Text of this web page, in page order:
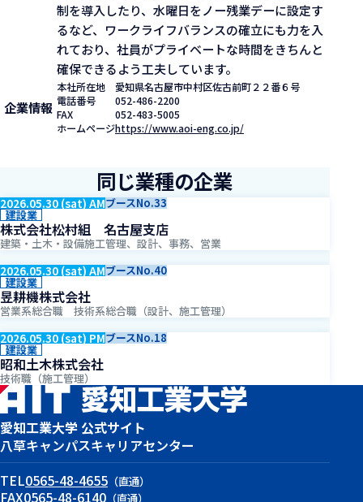
制を導入したり、水曜日をノー残業デーに設定す
るなど、ワークライフバランスの確立にも力を入
れており、社員がプライベートな時間をきちんと
確保できるよう工夫しています。
企業情報
本社所在地
愛知県名古屋市中村区佐古前町２２番６号
電話番号
052-486-2200
FAX
052-483-5005
ホームページhttps://www.aoi-eng.co.jp/
同じ業種の企業
2026.05.30 (sat) AMブースNo.33
建設業
株式会社松村組 名古屋支店
建築・土木・設備施工管理、設計、事務、営業
2026.05.30 (sat) AMブースNo.40
建設業
昱耕機株式会社
営業系総合職 技術系総合職（設計、施工管理）
2026.05.30 (sat) PMブースNo.18
建設業
昭和土木株式会社
技術職（施工管理）
愛知工業大学 公式サイト
八草キャンパスキャリアセンター
TEL0565-48-4655 （直通）
FAX0565-48-6140 （直通）